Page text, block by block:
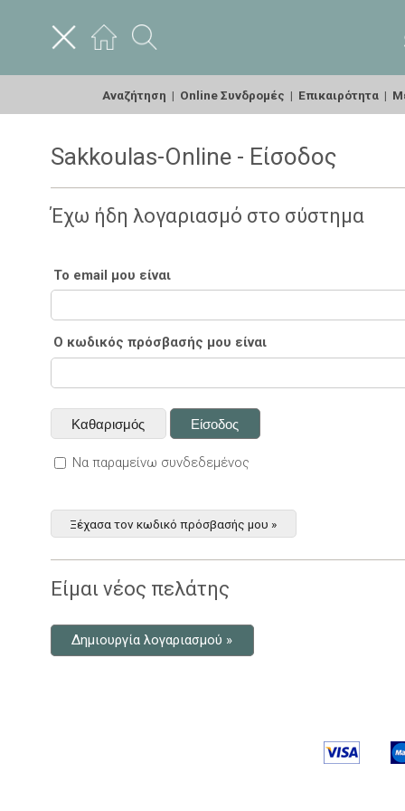
Αναζήτηση | Online Συνδρομές | Επικαιρότητα |
Sakkoulas-Online - Είσοδος
Έχω ήδη λογαριασμό στο σύστημα
Το email μου είναι
Ο κωδικός πρόσβασής μου είναι
Να παραμείνω συνδεδεμένος
Ξέχασα τον κωδικό πρόσβασής μου »
Είμαι νέος πελάτης
Δημιουργία λογαριασμού »